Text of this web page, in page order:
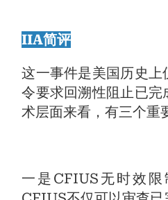
IIA简评
这一事件是美国历史
令要求回溯性阻止已
术层面来看，有三个重
一是CFIUS无时效限